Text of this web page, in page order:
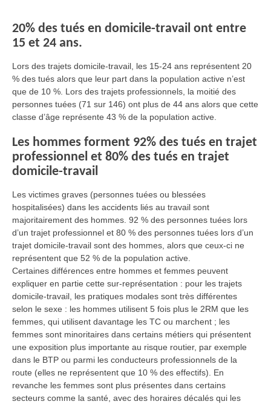
20% des tués en domicile-travail ont entre
15 et 24 ans.
Lors des trajets domicile-travail, les 15-24 ans représentent 20
% des tués alors que leur part dans la population active n’est
que de 10 %. Lors des trajets professionnels, la moitié des
personnes tuées (71 sur 146) ont plus de 44 ans alors que cette
classe d’âge représente 43 % de la population active.
Les hommes forment 92% des tués en trajet
professionnel et 80% des tués en trajet
domicile-travail
Les victimes graves (personnes tuées ou blessées
hospitalisées) dans les accidents liés au travail sont
majoritairement des hommes. 92 % des personnes tuées lors
d’un trajet professionnel et 80 % des personnes tuées lors d’un
trajet domicile-travail sont des hommes, alors que ceux-ci ne
représentent que 52 % de la population active.
Certaines différences entre hommes et femmes peuvent
expliquer en partie cette sur-représentation : pour les trajets
domicile-travail, les pratiques modales sont très différentes
selon le sexe : les hommes utilisent 5 fois plus le 2RM que les
femmes, qui utilisent davantage les TC ou marchent ; les
femmes sont minoritaires dans certains métiers qui présentent
une exposition plus importante au risque routier, par exemple
dans le BTP ou parmi les conducteurs professionnels de la
route (elles ne représentent que 10 % des effectifs). En
revanche les femmes sont plus présentes dans certains
secteurs comme la santé, avec des horaires décalés qui les